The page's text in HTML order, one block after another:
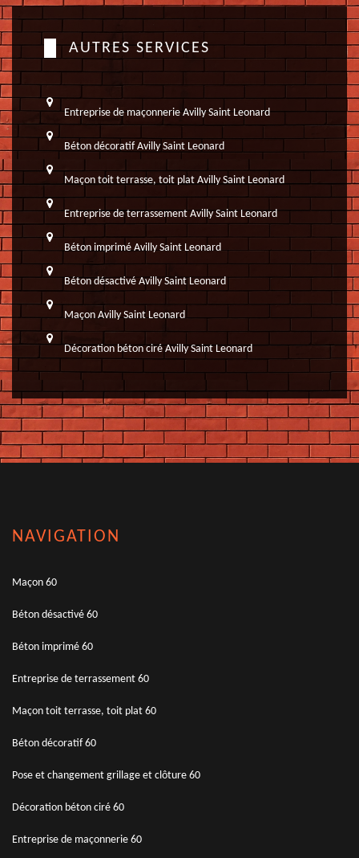
AUTRES SERVICES
Entreprise de maçonnerie Avilly Saint Leonard
Béton décoratif Avilly Saint Leonard
Maçon toit terrasse, toit plat Avilly Saint Leonard
Entreprise de terrassement Avilly Saint Leonard
Béton imprimé Avilly Saint Leonard
Béton désactivé Avilly Saint Leonard
Maçon Avilly Saint Leonard
Décoration béton ciré Avilly Saint Leonard
NAVIGATION
Maçon 60
Béton désactivé 60
Béton imprimé 60
Entreprise de terrassement 60
Maçon toit terrasse, toit plat 60
Béton décoratif 60
Pose et changement grillage et clôture 60
Décoration béton ciré 60
Entreprise de maçonnerie 60